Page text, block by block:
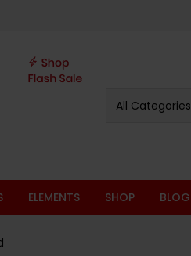
All Categories
ELEMENTS SHOP BLOG